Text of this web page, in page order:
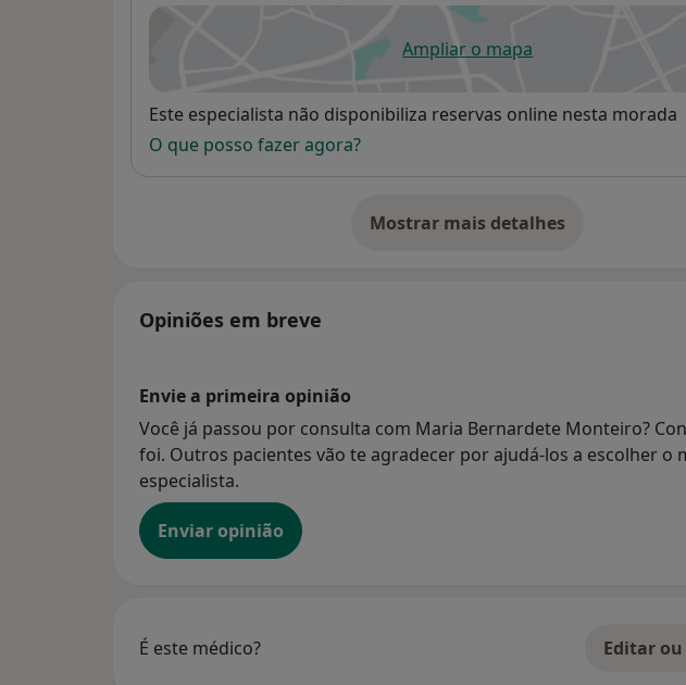
Ampliar o mapaabre num novo separador
Disponibilidade
Este especialista não disponibiliza reservas online nesta morada
O que posso fazer agora?
Mostrar mais detalhes
sobre o endereço
Opiniões em breve
Envie a primeira opinião
Você já passou por consulta com Maria Bernardete Monteiro?
foi. Outros pacientes vão te agradecer por ajudá-los a escolher o
especialista.
Enviar opinião
É este médico? Editar